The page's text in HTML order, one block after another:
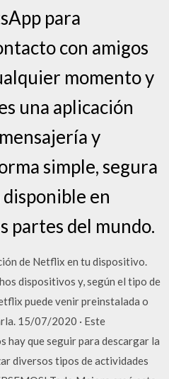
para
con amigos
momento y
una aplicación
y
simple, segura
en
partes del mundo.
de Netflix en tu dispositivo.
dispositivos y, según el tipo de
puede venir preinstalada o
15/07/2020 · Este
hay que seguir para descargar la
diversos tipos de actividades